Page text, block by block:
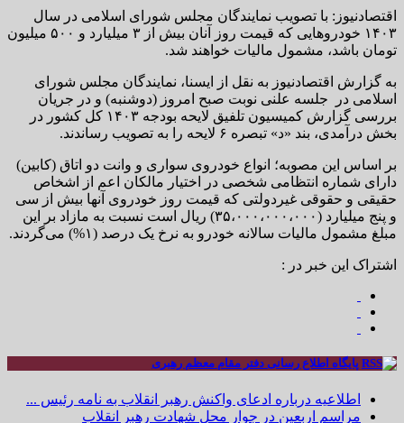
اقتصادنیوز: با تصویب نمایندگان مجلس شورای اسلامی در سال
۱۴۰۳ خودروهایی که قیمت روز آنان بیش از ۳ میلیارد و ۵۰۰ میلیون
تومان باشد، مشمول مالیات خواهند شد.
به گزارش اقتصادنیوز به نقل از ایسنا، نمایندگان مجلس شورای
اسلامی در جلسه علنی نوبت صبح امروز (دوشنبه) و در جریان
بررسی گزارش کمیسیون تلفیق لایحه بودجه ۱۴۰۳ کل کشور در
بخش درآمدی، بند «د» تبصره ۶ لایحه را به تصویب رساندند.
بر اساس این مصوبه؛ انواع خودروی سواری و وانت دو اتاق (کابین)
دارای شماره انتظامی شخصی در اختیار مالکان اعم از اشخاص
حقیقی و حقوقی غیردولتی که قیمت روز خودروی آنها بیش از سی
و پنج میلیارد (۳۵،۰۰۰،۰۰۰،۰۰۰) ریال است نسبت به مازاد بر این
مبلغ مشمول مالیات سالانه خودرو به نرخ یک درصد (۱%) می‌گردند.
اشتراک این خبر در :
پایگاه اطلاع رسانی دفتر مقام معظم رهبری
اطلاعیه درباره ادعای واکنش رهبر انقلاب به نامه رئیس ...
مراسم اربعین در جوار محل شهادت رهبر انقلاب